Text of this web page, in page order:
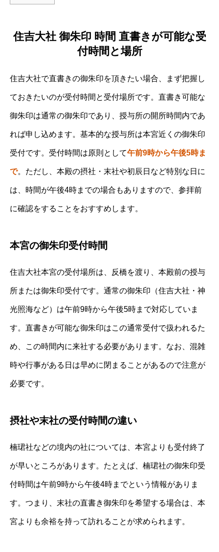
住吉大社 御朱印 時間 直書きが可能な受
付時間と場所
住吉大社で直書きの御朱印を頂きたい場合、まず把握し
ておきたいのが受付時間と受付場所です。直書き可能な
御朱印は通常の御朱印であり、授与所の開所時間内であ
れば申し込めます。基本的な授与所は本宮近くの御朱印
受付です。受付時間は原則として午前9時から午後5時ま
で。ただし、本殿の摂社・末社や初辰日など特別な日に
は、時間が午後4時までの場合もありますので、参拝前
に確認をすることをおすすめします。
本宮の御朱印受付時間
住吉大社本宮の受付場所は、反橋を渡り、本殿前の授与
所または御朱印受付です。通常の御朱印（住吉大社・神
光照海など）は午前9時から午後5時まで対応していま
す。直書きが可能な御朱印はこの通常受付で扱われるた
め、この時間内に来社する必要があります。なお、混雑
時や行事がある日は早めに閉まることがあるので注意が
必要です。
摂社や末社の受付時間の違い
楠珺社などの境内の社については、本宮よりも受付終了
が早いところがあります。たとえば、楠珺社の御朱印受
付時間は午前9時から午後4時までという情報がありま
す。つまり、末社の直書き御朱印を希望する場合は、本
宮よりも余裕を持って訪れることが求められます。